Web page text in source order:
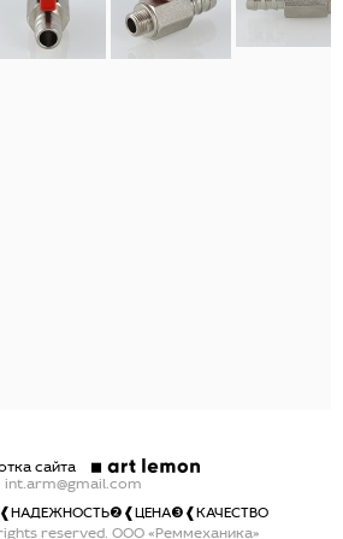
сайта
int.arm@gmail.com
reserved. ООО «Реммеханика»